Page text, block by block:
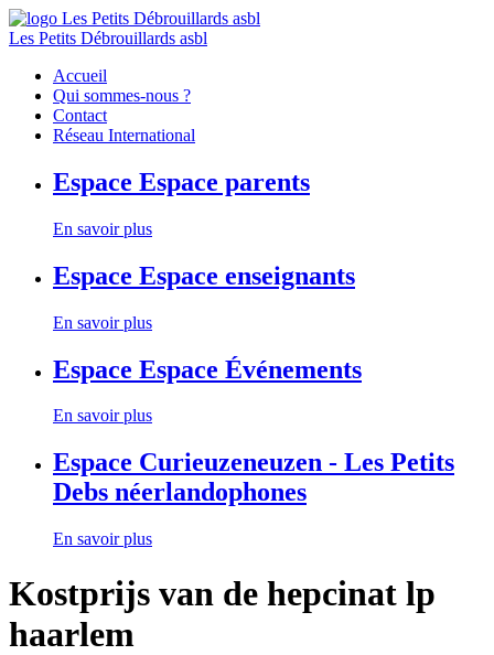
Les Petits Débrouillards asbl
Accueil
Qui sommes-nous ?
Contact
Réseau International
Espace Espace parents
En savoir plus
Espace Espace enseignants
En savoir plus
Espace Espace Événements
En savoir plus
Espace Curieuzeneuzen - Les Petits
Debs néerlandophones
En savoir plus
Kostprijs van de hepcinat lp
haarlem